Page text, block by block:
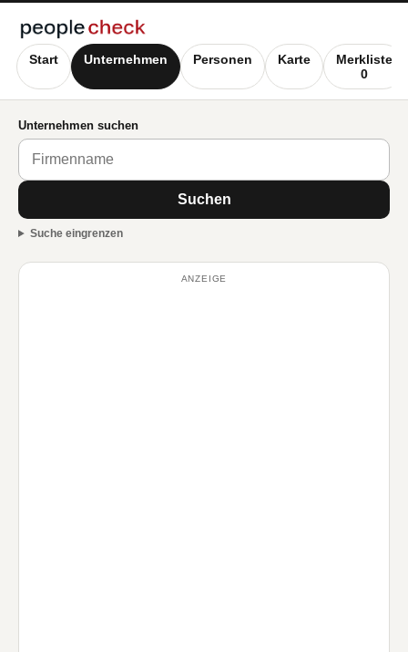
Start Unternehmen Personen Karte
Merkliste
0
Unternehmen suchen
Suchen
Suche eingrenzen
ANZEIGE